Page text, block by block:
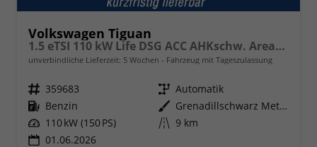
Volkswagen Tiguan
1.5 eTSI 110 kW Life DSG ACC AHKschw. AreaView
unverbindliche Lieferzeit: 5 Wochen Fahrzeug mit Tageszulassung
Fahrzeugnr. 359683 Getriebe Automatik
Kraftstoff Benzin Außenfarbe
Grenadillschwarz Metallic
Leistung 110 kW (150 PS) Kilometerstand 9 km
01.06.2026